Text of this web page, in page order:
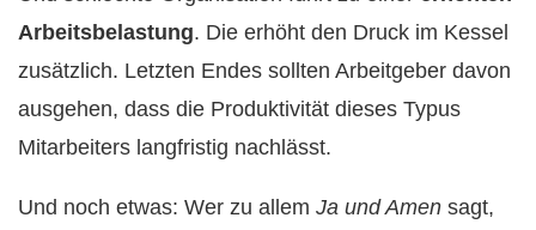
Arbeitsbelastung. Die erhöht den Druck im Kessel
zusätzlich. Letzten Endes sollten Arbeitgeber davon
ausgehen, dass die Produktivität dieses Typus
Mitarbeiters langfristig nachlässt.
Und noch etwas: Wer zu allem Ja und Amen sagt,